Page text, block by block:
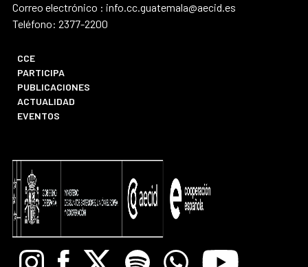
Correo electrónico : info.cc.guatemala@aecid.es
Teléfono: 2377-2200
CCE
PARTICIPA
PUBLICACIONES
ACTUALIDAD
EVENTOS
InstagramFacebook
X Spotify WhatsappYoutube